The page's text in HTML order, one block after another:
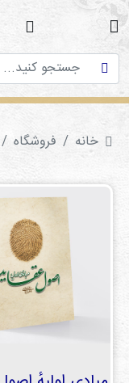
دوره
های
آموزشی
پژوهش
میان
رشته
استاد
فاطمه
میرزایی
خانه فروشگاه